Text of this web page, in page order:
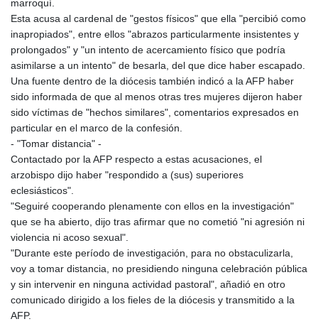
KMF 492.065825
KRW 1633.531568
KWD 0.356065
KYD 0.962162
KZT 541.02372
LAK 26086.822873
LBP
103388.630514
LRD 208.397567
LSL 18.831591
LVL 0.697063
LYD 7.359771
MDL 20.088564
MGA 4963.869122
MKD 61.548176
MMK 2419.480296
marroquí.
Esta acusa al cardenal de "gestos físicos" que ella "percibió como
inapropiados", entre ellos "abrazos particularmente insistentes y
prolongados" y "un intento de acercamiento físico que podría
asimilarse a un intento" de besarla, del que dice haber escapado.
Una fuente dentro de la diócesis también indicó a la AFP haber
sido informada de que al menos otras tres mujeres dijeron haber
sido víctimas de "hechos similares", comentarios expresados en
particular en el marco de la confesión.
- "Tomar distancia" -
Contactado por la AFP respecto a estas acusaciones, el
arzobispo dijo haber "respondido a (sus) superiores
eclesiásticos".
"Seguiré cooperando plenamente con ellos en la investigación"
que se ha abierto, dijo tras afirmar que no cometió "ni agresión ni
violencia ni acoso sexual".
"Durante este período de investigación, para no obstaculizarla,
voy a tomar distancia, no presidiendo ninguna celebración pública
y sin intervenir en ninguna actividad pastoral", añadió en otro
comunicado dirigido a los fieles de la diócesis y transmitido a la
AFP.